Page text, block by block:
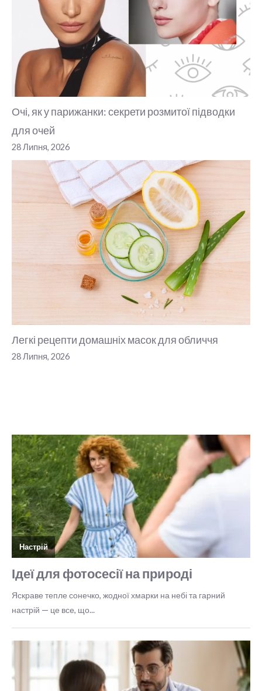
Очі, як у парижанки: секрети розмитої підводки
для очей
28 Липня, 2026
Легкі рецепти домашніх масок для обличчя
28 Липня, 2026